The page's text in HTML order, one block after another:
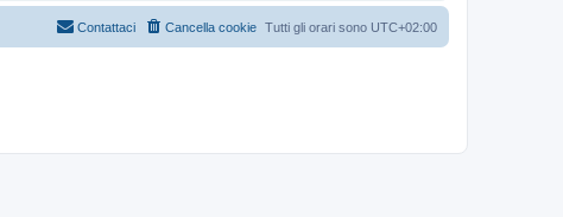
Tutti gli orari sono UTC+02:00
Cancella cookie
Contattaci